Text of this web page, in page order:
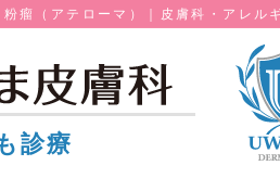
粉瘤（アテローマ）｜皮膚科・アレル
診療